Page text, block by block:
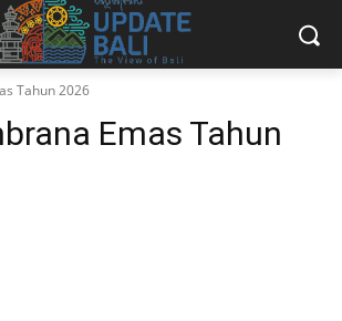
Tahun 2026
Emas Tahun